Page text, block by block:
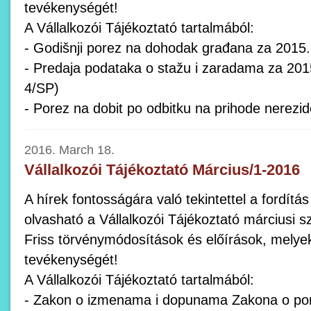
tevékenységét!
A Vállalkozói Tájékoztató tartalmából:
- Godišnji porez na dohodak građana za
- Predaja podataka o stažu i zaradama za
4/SP)
- Porez na dobit po odbitku na prihode
2016. March 18.
Vállalkozói Tájékoztató Március/1-2016
A hírek fontosságára való tekintettel a
olvasható a Vállalkozói Tájékoztató márciusi
Friss törvénymódosítások és előírások,
tevékenységét!
A Vállalkozói Tájékoztató tartalmából:
- Zakon o izmenama i dopunama Zakona o